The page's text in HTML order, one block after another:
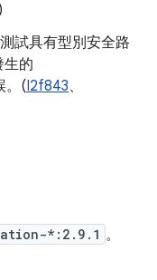
)
試具有型別安全路
生的
。(I2f843、
*:2.9.1 。